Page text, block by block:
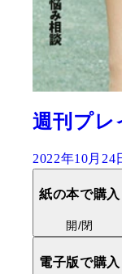
週刊プレ
2022年10月24
紙の本で購入
開/閉
電子版で購入